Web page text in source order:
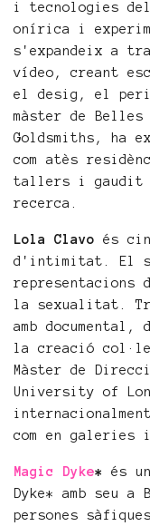
i tecnologies
onírica i
s'expandeix a
vídeo, creant
el desig, el
màster de
Goldsmiths, ha
com atès
tallers i gaudit
recerca.
Lola Clavo és
d'intimitat. El
la sexualitat.
amb
la creació
Màster de
University of
com en galeries i
Magic Dyke*
és
Dyke* amb seu
persones